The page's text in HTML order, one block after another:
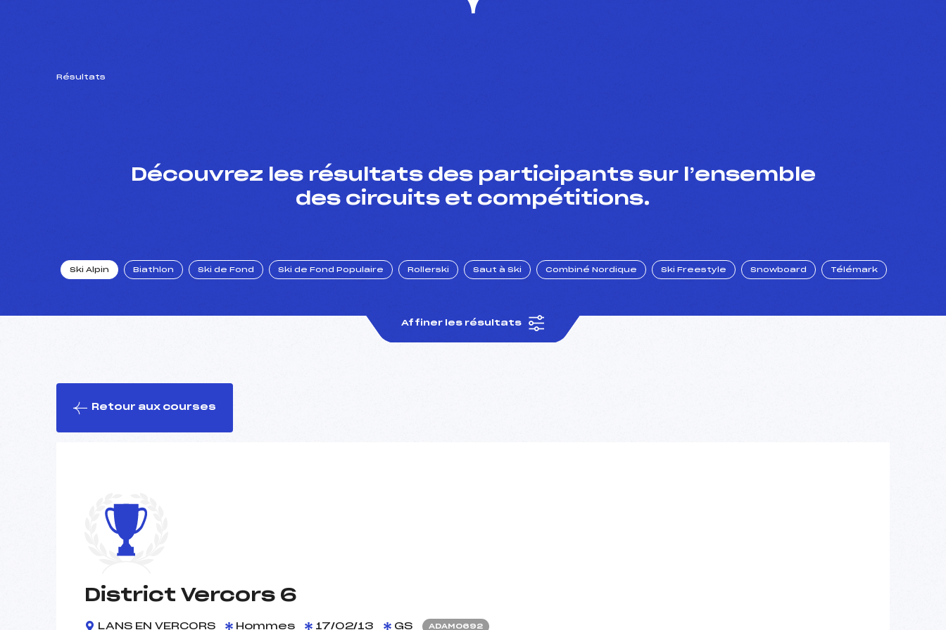
Résultats
Découvrez les résultats des participants sur l’ensemble
des circuits et compétitions.
Ski Alpin Biathlon Ski de Fond Ski de Fond Populaire Rollerski Saut à Ski Combiné Nordique Ski Freestyle Snowboard Télémark
Affiner les résultats
Retour aux courses
District Vercors 6
LANS EN VERCORS Hommes 17/02/13 GS ADAM0692